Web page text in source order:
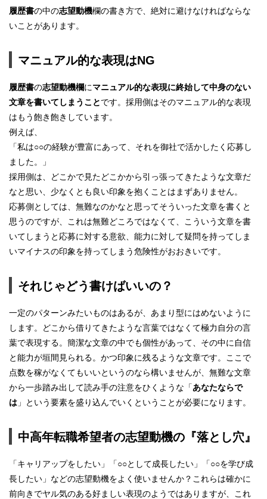
履歴書の中の志望動機欄の書き方で、絶対に避けなければならな
いことがあります。
マニュアル的な表現はNG
履歴書の志望動機欄にマニュアル的な表現に終始して中身のない
文章を書いてしまうことです。採用側はそのマニュアル的な表現
はもう飽き飽きしています。
例えば、
「私は○○の経験が豊富にあって、それを御社で活かしたく応募し
ました。」
採用側は、どこかで見たどこかから引っ張ってきたような文章だ
なと思い、少なくとも良い印象を抱くことはまずありません。
応募側としては、無難なのかなと思ってそういった文章を書くと
思うのですが、これは無難どころではなくて、こういう文章を書
いてしまうと応募に対する意欲、能力に対して疑問を持ってしま
いマイナスの印象を持ってしまう危険性がおおきいです。
それじゃどう書けばいいの？
一定のパターンみたいものはあるが、あまり型にはめないように
します。どこから借りてきたような言葉ではなくて極力自分の言
葉で表現する。簡潔な文章の中でも個性があって、その中に自信
と能力が垣間見られる。かつ印象に残るような文章です。ここで
点数を稼がなくてもいいというのなら構いませんが、無難な文章
から一歩踏み出して読み手の注意をひくような「あなたならで
は 」という要素を盛り込んでいくということが必要になります。
中高年転職希望者の志望動機の『落とし穴』
「キャリアップをしたい」「○○として成長したい」「○○を学び成
長したい」などの志望動機をよく使いませんか？これらは確かに
前向きでヤル気のある好ましい表現のようではありますが、これ